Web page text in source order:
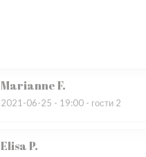
MarianneF
2021-06-25 - 19:00 - гости 2
ElisaP